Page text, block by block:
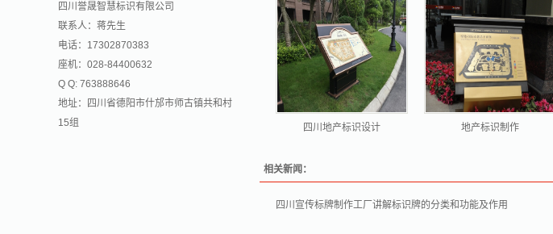
四川誉晟智慧标识有限公司
联系人：蒋先生
电话：17302870383
座机：028-84400632
Q Q: 763888646
地址：四川省德阳市什邡市师古镇共和村
15组
四川地产标识设计 地产标识制作
相关新闻：
四川宣传标牌制作工厂讲解标识牌的分类和功能及作用